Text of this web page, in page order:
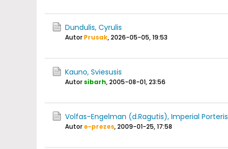
Dundulis, Cyrulis
Autor Prusak,2026-05-05, 19:53
Kauno, Sviesusis
Autor sibarh,2005-08-01, 23:56
Volfas-Engelman (d.Ragutis), Imperial Porteris
Autor e-prezes,2009-01-25, 17:58